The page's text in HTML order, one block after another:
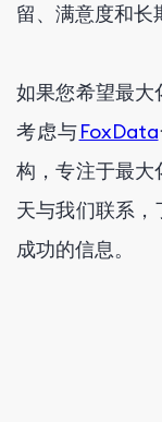
留、满意度和长
如果您希望最大
考虑与FoxData
构，专注于最大
天与我们联系
成功的信息。